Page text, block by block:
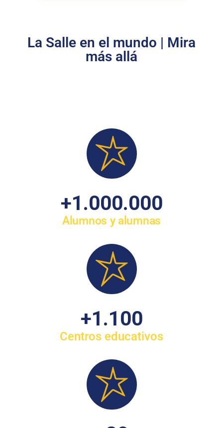
La Salle en el mundo | Mira
más allá
Alumnos y alumnas
+1.000.000
Centros educativos
+1.100